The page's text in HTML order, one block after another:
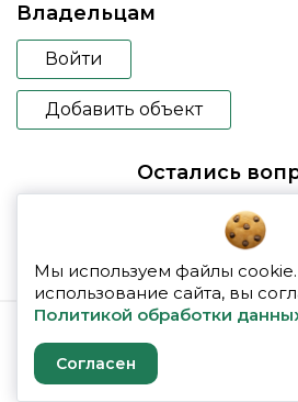
Владельцам
Войти
Добавить объект
Остались
Политика
Мы используем файлы
использование сайта, вы
Политикой обработки
Согласен